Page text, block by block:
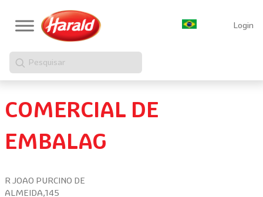
Login
Pesquisar
COMERCIAL DE
EMBALAG
R JOAO PURCINO DE
ALMEIDA,145